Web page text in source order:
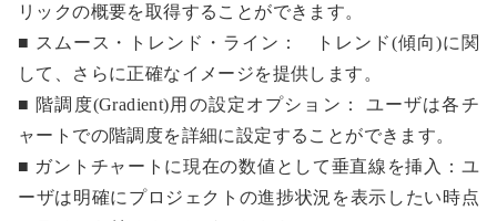
リックの概要を取得することができます。
■ スムース・トレンド・ライン： トレンド(傾向)に関
して、さらに正確なイメージを提供します。
■ 階調度(Gradient)用の設定オプション： ユーザは各チ
ャートでの階調度を詳細に設定することができます。
■ ガントチャートに現在の数値として垂直線を挿入：ユ
ーザは明確にプロジェクトの進捗状況を表示したい時点